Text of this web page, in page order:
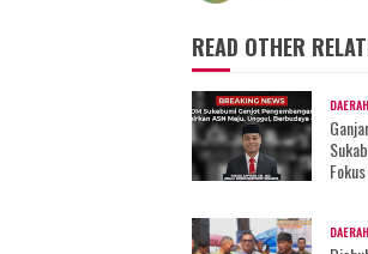
READ OTHER
DAERAH
DAERAH